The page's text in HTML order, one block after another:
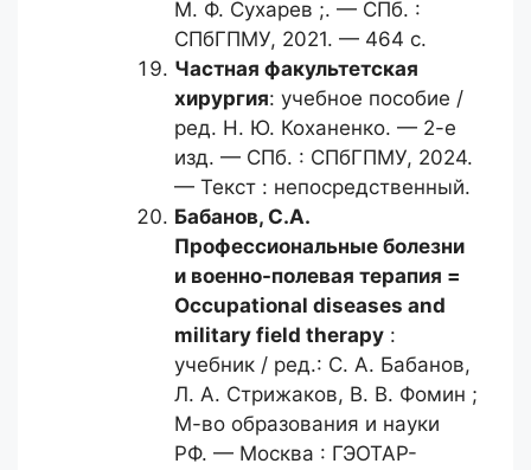
М. Ф. Сухарев ;. — СПб. :
СПбГПМУ, 2021. — 464 с.
Частная факультетская
хирургия: учебное пособие /
ред. Н. Ю. Коханенко. — 2-е
изд. — СПб. : СПбГПМУ, 2024.
— Текст : непосредственный.
Бабанов, С.А.
Профессиональные болезни
и военно-полевая терапия =
Occupational diseases and
military field therapy :
учебник / ред.: С. А. Бабанов,
Л. А. Стрижаков, В. В. Фомин ;
М-во образования и науки
РФ. — Москва : ГЭОТАР-